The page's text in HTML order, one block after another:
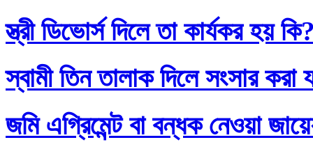
স্ত্রী ডিভোর্স দিলে তা কার্যকর হয়
স্বামী তিন তালাক দিলে সংসার করা
জমি এগ্রিমেন্ট বা বন্ধক নেওয়া